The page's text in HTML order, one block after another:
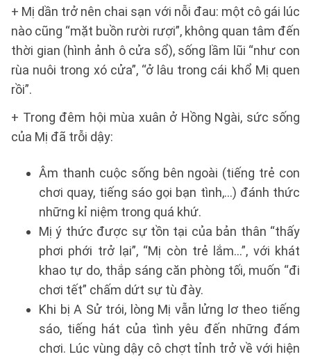
+ Mị dần trở nên chai sạn với nỗi đau: một cô gái lúc
nào cũng “mặt buồn rười rượi”, không quan tâm đến
thời gian (hình ảnh ô cửa sổ), sống lầm lũi “như con
rùa nuôi trong xó cửa”, “ở lâu trong cái khổ Mị quen
rồi”.
+ Trong đêm hội mùa xuân ở Hồng Ngài, sức sống
của Mị đã trỗi dậy:
Âm thanh cuộc sống bên ngoài (tiếng trẻ con
chơi quay, tiếng sáo gọi bạn tình,...) đánh thức
những kỉ niệm trong quá khứ.
Mị ý thức được sự tồn tại của bản thân “thấy
phơi phới trở lại”, “Mị còn trẻ lắm...”, với khát
khao tự do, thắp sáng căn phòng tối, muốn “đi
chơi tết” chấm dứt sự tù đày.
Khi bị A Sử trói, lòng Mị vẫn lửng lơ theo tiếng
sáo, tiếng hát của tình yêu đến những đám
chơi. Lúc vùng dậy cô chợt tỉnh trở về với hiện